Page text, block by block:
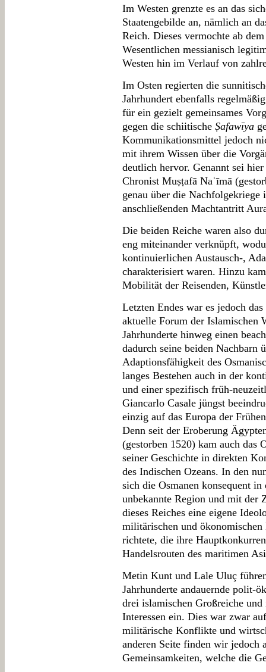
Im Westen grenzte es an das
Staatengebilde an, nämlich an
Reich. Dieses vermochte ab
Wesentlichen messianisch
Westen hin im Verlauf von
Im Osten regierten die
Jahrhundert ebenfalls
für ein gezielt gemeinsames
gegen die schiitische Ṣafawīya
Kommunikationsmittel jedoch
mit ihrem Wissen über die
deutlich hervor. Genannt sei
Chronist Muṣṭafā Naʿīmā
genau über die
anschließenden Machtantritt
Die beiden Reiche waren also
eng miteinander verknüpft,
kontinuierlichen Austausch-,
charakterisiert waren. Hinzu
Mobilität der Reisenden,
Letzten Endes war es jedoch
aktuelle Forum der Islamischen
Jahrhunderte hinweg einen
dadurch seine beiden Nachbarn
Adaptionsfähigkeit des
langes Bestehen auch in der
und einer spezifisch früh-
Giancarlo Casale jüngst
einzig auf das Europa der
Denn seit der Eroberung
(gestorben 1520) kam auch das
seiner Geschichte in direkten
des Indischen Ozeans. In den
sich die Osmanen konsequent
unbekannte Region und mit der
dieses Reiches eine eigene
militärischen und ökonomischen
richtete, die ihre
Handelsrouten des maritimen
Metin Kunt und Lale Uluç
Jahrhunderte andauernde polit-
drei islamischen Großreiche
Interessen ein. Dies war zwar
militärische Konflikte und
anderen Seite finden wir jedoch
Gemeinsamkeiten, welche die